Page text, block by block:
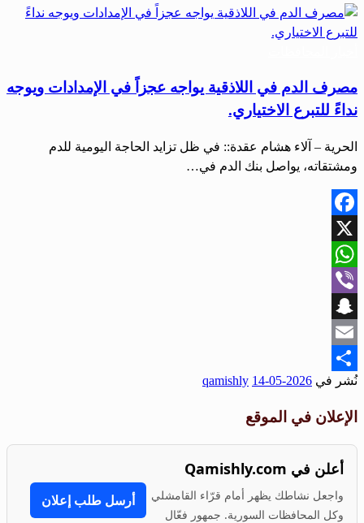
مصرف الدم في اللاذقية يواجه عجزاً في الإمدادات ويوجه
نداءً للتبرع الاختياري.
الحرية – آلاء هشام عقدة:: في ظل تزايد الحاجة اليومية للدم
ومشتقاته، يواصل بنك الدم في…
Facebook
X
WhatsApp
Viber
Snapchat
Email
Share
نُشر في 2026-05-14
qamishly
الإعلان في الموقع
أعلن في Qamishly.com
واجعل نشاطك يظهر أمام قرّاء القامشلي
وكل المحافظات السورية. جمهور فعّال
أرسل طلب إعلان